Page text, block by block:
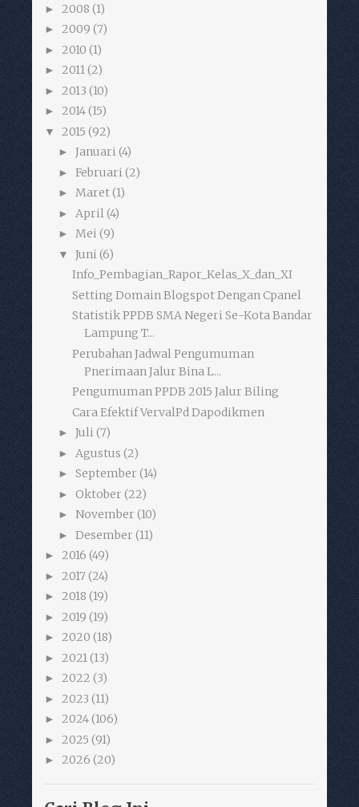
► 2008 (1)
► 2009 (7)
► 2010 (1)
► 2011(2)
► 2013 (10)
► 2014(15)
▼ 2015 (92)
► Januari (4)
► Februari (2)
► Maret(1)
► April(4)
► Mei (9)
▼ Juni (6)
Info_Pembagian_Rapor_Kelas_X_dan_XI
Setting Domain Blogspot Dengan Cpanel
Statistik PPDB SMA Negeri Se-Kota Bandar
Lampung T...
Perubahan Jadwal Pengumuman
Pnerimaan Jalur Bina L...
Pengumuman PPDB 2015 Jalur Biling
Cara Efektif VervalPd Dapodikmen
► Juli (7)
► Agustus (2)
► September (14)
► Oktober (22)
► November (10)
► Desember (11)
► 2016 (49)
► 2017 (24)
► 2018 (19)
► 2019 (19)
► 2020 (18)
► 2021(13)
► 2022 (3)
► 2023 (11)
► 2024(106)
► 2025 (91)
► 2026 (20)